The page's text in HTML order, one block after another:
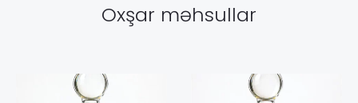
Oxşar məhsullar